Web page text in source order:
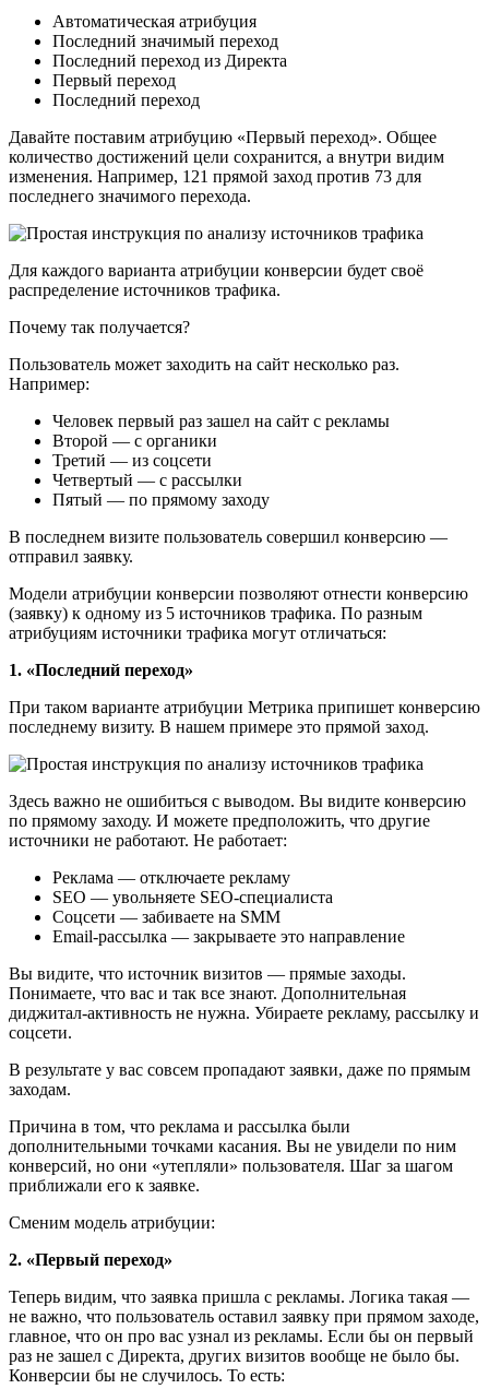
Автоматическая атрибуция
Последний значимый переход
Последний переход из Директа
Первый переход
Последний переход
Давайте поставим атрибуцию «Первый переход». Общее
количество достижений цели сохранится, а внутри видим
изменения. Например, 121 прямой заход против 73 для
последнего значимого перехода.
Для каждого варианта атрибуции конверсии будет своё
распределение источников трафика.
Почему так получается?
Пользователь может заходить на сайт несколько раз.
Например:
Человек первый раз зашел на сайт с рекламы
Второй — с органики
Третий — из соцсети
Четвертый — с рассылки
Пятый — по прямому заходу
В последнем визите пользователь совершил конверсию —
отправил заявку.
Модели атрибуции конверсии позволяют отнести конверсию
(заявку) к одному из 5 источников трафика. По разным
атрибуциям источники трафика могут отличаться:
1. «Последний переход»
При таком варианте атрибуции Метрика припишет конверсию
последнему визиту. В нашем примере это прямой заход.
Здесь важно не ошибиться с выводом. Вы видите конверсию
по прямому заходу. И можете предположить, что другие
источники не работают. Не работает:
Реклама — отключаете рекламу
SEO — увольняете SEO-специалиста
Соцсети — забиваете на SMM
Email-рассылка — закрываете это направление
Вы видите, что источник визитов — прямые заходы.
Понимаете, что вас и так все знают. Дополнительная
диджитал-активность не нужна. Убираете рекламу, рассылку и
соцсети.
В результате у вас совсем пропадают заявки, даже по прямым
заходам.
Причина в том, что реклама и рассылка были
дополнительными точками касания. Вы не увидели по ним
конверсий, но они «утепляли» пользователя. Шаг за шагом
приближали его к заявке.
Сменим модель атрибуции:
2. «Первый переход»
Теперь видим, что заявка пришла с рекламы. Логика такая —
не важно, что пользователь оставил заявку при прямом заходе,
главное, что он про вас узнал из рекламы. Если бы он первый
раз не зашел с Директа, других визитов вообще не было бы.
Конверсии бы не случилось. То есть: